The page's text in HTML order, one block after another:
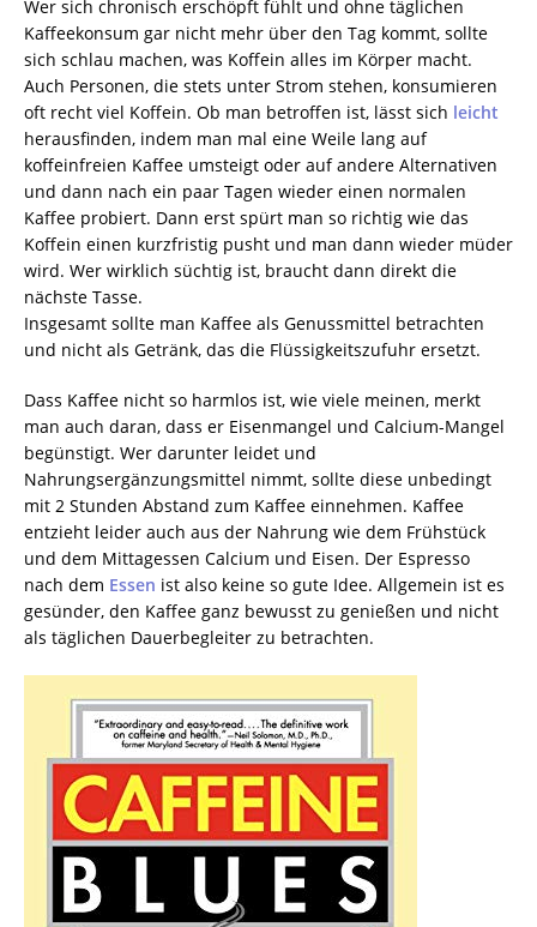
Wer sich chronisch erschöpft fühlt und ohne täglichen
Kaffeekonsum gar nicht mehr über den Tag kommt, sollte
sich schlau machen, was Koffein alles im Körper macht.
Auch Personen, die stets unter Strom stehen, konsumieren
oft recht viel Koffein. Ob man betroffen ist, lässt sich leicht
herausfinden, indem man mal eine Weile lang auf
koffeinfreien Kaffee umsteigt oder auf andere Alternativen
und dann nach ein paar Tagen wieder einen normalen
Kaffee probiert. Dann erst spürt man so richtig wie das
Koffein einen kurzfristig pusht und man dann wieder müder
wird. Wer wirklich süchtig ist, braucht dann direkt die
nächste Tasse.
Insgesamt sollte man Kaffee als Genussmittel betrachten
und nicht als Getränk, das die Flüssigkeitszufuhr ersetzt.
Dass Kaffee nicht so harmlos ist, wie viele meinen, merkt
man auch daran, dass er Eisenmangel und Calcium-Mangel
begünstigt. Wer darunter leidet und
Nahrungsergänzungsmittel nimmt, sollte diese unbedingt
mit 2 Stunden Abstand zum Kaffee einnehmen. Kaffee
entzieht leider auch aus der Nahrung wie dem Frühstück
und dem Mittagessen Calcium und Eisen. Der Espresso
nach dem Essen ist also keine so gute Idee. Allgemein ist es
gesünder, den Kaffee ganz bewusst zu genießen und nicht
als täglichen Dauerbegleiter zu betrachten.